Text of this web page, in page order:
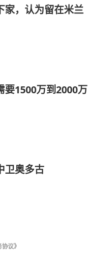
家，认为留在米兰
要1500万到2000万
卫奥多古
议》